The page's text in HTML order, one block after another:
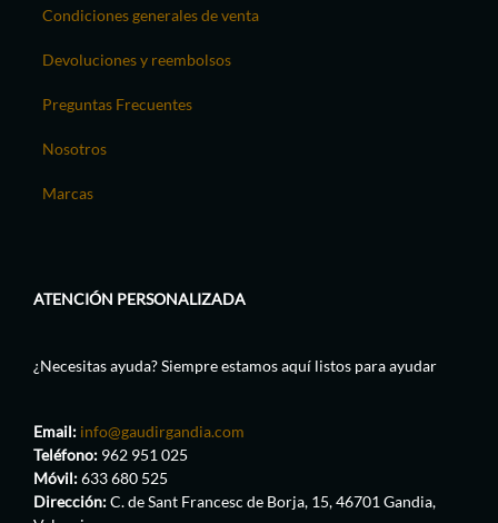
Condiciones generales de venta
Devoluciones y reembolsos
Preguntas Frecuentes
Nosotros
Marcas
ATENCIÓN PERSONALIZADA
¿Necesitas ayuda? Siempre estamos aquí listos para ayudar
Email: info@gaudirgandia.com
Teléfono: 962 951 025
Móvil:633 680 525
Dirección:C. de Sant Francesc de Borja, 15, 46701 Gandia,